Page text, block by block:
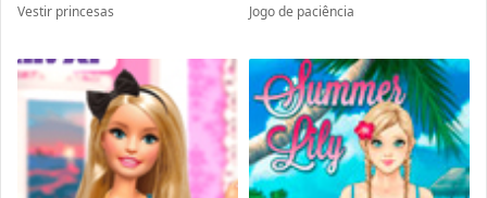
Vestir princesas Jogo de paciência